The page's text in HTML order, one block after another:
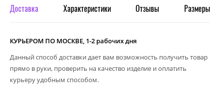
ЗАКАЗ
Доставка Характеристики Отзывы Размеры
КУРЬЕРОМ ПО МОСКВЕ, 1-2 рабочих дня
Данный способ доставки дает вам возможность получить товар
прямо в руки, проверить на качество изделие и оплатить
курьеру удобным способом.